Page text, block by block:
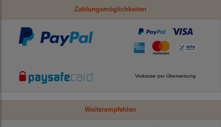
Zahlungsmöglichkeiten
Vorkasse per Überweisung
Weiterempfehlen